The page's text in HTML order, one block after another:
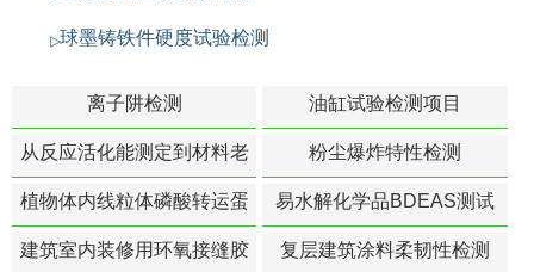
球墨铸铁件硬度试验检测
离子阱检测 油缸试验检测项目
从反应活化能测定到材料老
化寿命预测的经典模型
粉尘爆炸特性检测
植物体内线粒体磷酸转运蛋
白活性检测
易水解化学品BDEAS测试
建筑室内装修用环氧接缝胶
复层建筑涂料柔韧性检测